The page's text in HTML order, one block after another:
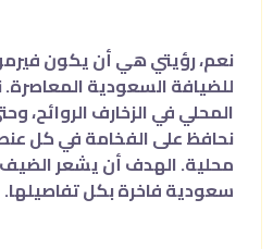
نعم، رؤيتي هي أن يكون
للضيافة السعودية المعاصرة.
المحلي في الزخارف الروائح،
نحافظ على الفخامة في كل
محلية. الهدف أن يشعر الضيف
سعودية فاخرة بكل تفاصيلها.